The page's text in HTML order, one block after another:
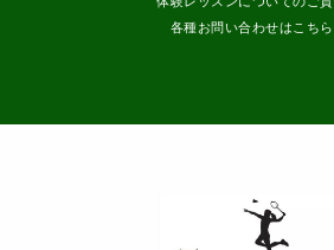
各種お問い合わせはこち